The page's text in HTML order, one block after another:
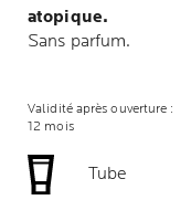
atopique.
Sans parfum.
Validité après ouverture :
12 mois
Tube